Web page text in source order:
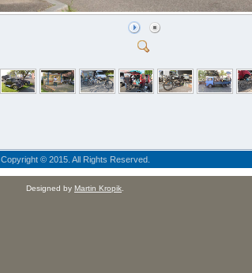
Copyright © 2015. All Rights Reserved.
Designed by Martin Kropik